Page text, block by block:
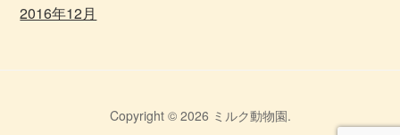
2016年12月
Copyright © 2026 ミルク動物園.